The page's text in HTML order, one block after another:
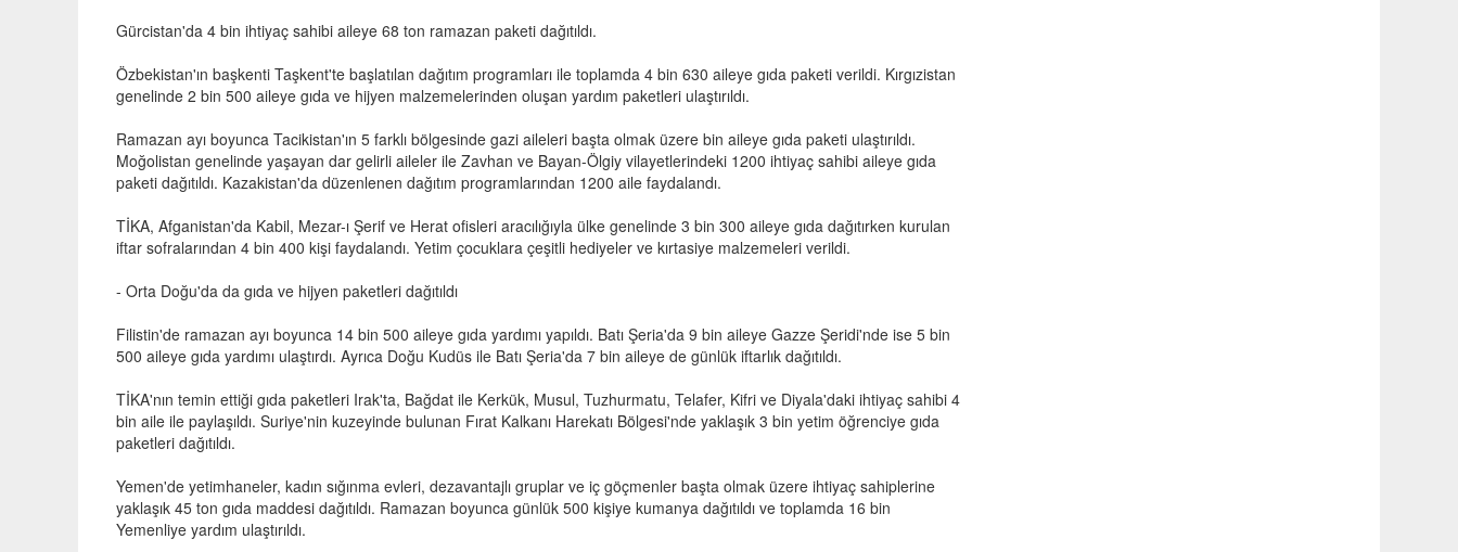
Gürcistan'da 4 bin ihtiyaç sahibi aileye 68 ton ramazan paketi dağıtıldı.
Özbekistan'ın başkenti Taşkent'te başlatılan dağıtım programları ile toplamda 4 bin 630 aileye gıda paketi verildi. Kırgızistan
genelinde 2 bin 500 aileye gıda ve hijyen malzemelerinden oluşan yardım paketleri ulaştırıldı.
Ramazan ayı boyunca Tacikistan'ın 5 farklı bölgesinde gazi aileleri başta olmak üzere bin aileye gıda paketi ulaştırıldı.
Moğolistan genelinde yaşayan dar gelirli aileler ile Zavhan ve Bayan-Ölgiy vilayetlerindeki 1200 ihtiyaç sahibi aileye gıda
paketi dağıtıldı. Kazakistan'da düzenlenen dağıtım programlarından 1200 aile faydalandı.
TİKA, Afganistan'da Kabil, Mezar-ı Şerif ve Herat ofisleri aracılığıyla ülke genelinde 3 bin 300 aileye gıda dağıtırken kurulan
iftar sofralarından 4 bin 400 kişi faydalandı. Yetim çocuklara çeşitli hediyeler ve kırtasiye malzemeleri verildi.
- Orta Doğu'da da gıda ve hijyen paketleri dağıtıldı
Filistin'de ramazan ayı boyunca 14 bin 500 aileye gıda yardımı yapıldı. Batı Şeria'da 9 bin aileye Gazze Şeridi'nde ise 5 bin
500 aileye gıda yardımı ulaştırdı. Ayrıca Doğu Kudüs ile Batı Şeria'da 7 bin aileye de günlük iftarlık dağıtıldı.
TİKA'nın temin ettiği gıda paketleri Irak'ta, Bağdat ile Kerkük, Musul, Tuzhurmatu, Telafer, Kifri ve Diyala'daki ihtiyaç sahibi 4
bin aile ile paylaşıldı. Suriye'nin kuzeyinde bulunan Fırat Kalkanı Harekatı Bölgesi'nde yaklaşık 3 bin yetim öğrenciye gıda
paketleri dağıtıldı.
Yemen'de yetimhaneler, kadın sığınma evleri, dezavantajlı gruplar ve iç göçmenler başta olmak üzere ihtiyaç sahiplerine
yaklaşık 45 ton gıda maddesi dağıtıldı. Ramazan boyunca günlük 500 kişiye kumanya dağıtıldı ve toplamda 16 bin
Yemenliye yardım ulaştırıldı.